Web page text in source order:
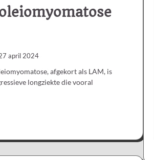
april 2024
afgekort als LAM, is
longziekte die vooral